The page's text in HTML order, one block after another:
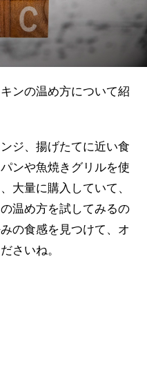
ンの温め方について紹
ジ、揚げたてに近い食
ンや魚焼きグリルを使
大量に購入していて、
温め方を試してみるの
の食感を見つけて、オ
さいね。